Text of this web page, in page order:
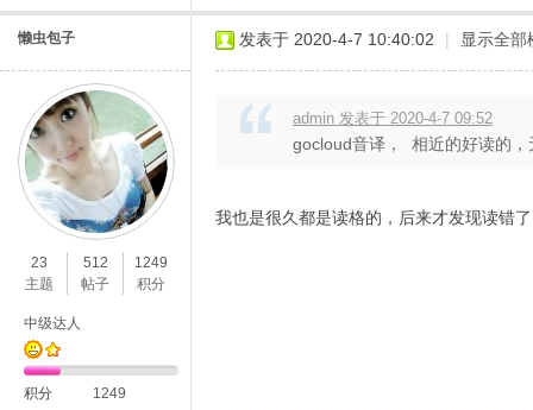
懒虫包子
23
主题
512
帖子
1249
积分
中级达人
积分 1249
发表于 2020-4-7 10:40:02 | 显示全部
admin 发表于 2020-4-7 09:52
gocloud音译， 相近的好读的，
我也是很久都是读格的，后来才发现读错